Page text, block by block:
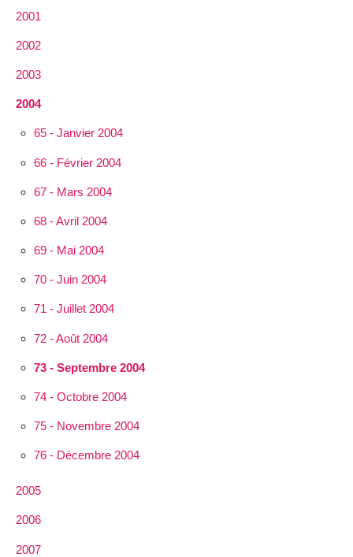
2001
2002
2003
2004
65 - Janvier 2004
66 - Février 2004
67 - Mars 2004
68 - Avril 2004
69 - Mai 2004
70 - Juin 2004
71 - Juillet 2004
72 - Août 2004
73 - Septembre 2004
74 - Octobre 2004
75 - Novembre 2004
76 - Décembre 2004
2005
2006
2007